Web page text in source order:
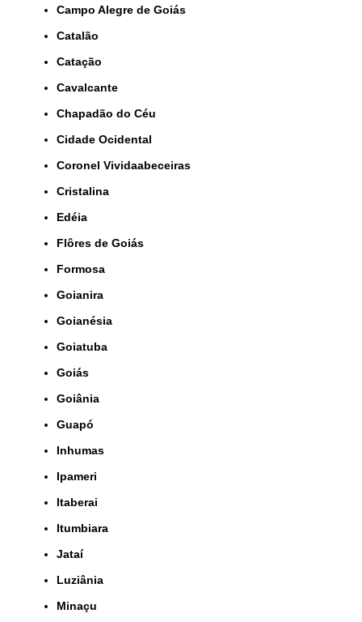
Campo Alegre de Goiás
Catalão
Catação
Cavalcante
Chapadão do Céu
Cidade Ocidental
Coronel Vividaabeceiras
Cristalina
Edéia
Flôres de Goiás
Formosa
Goianira
Goianésia
Goiatuba
Goiás
Goiânia
Guapó
Inhumas
Ipameri
Itaberai
Itumbiara
Jataí
Luziânia
Minaçu